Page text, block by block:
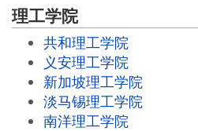
理工学院
共和理工学院
义安理工学院
新加坡理工学院
淡马锡理工学院
南洋理工学院